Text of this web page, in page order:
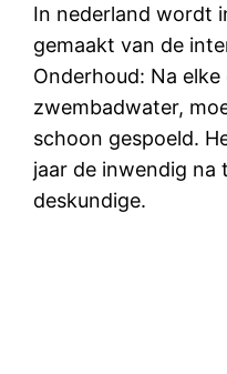
In nederland wordt
gemaakt van de
Onderhoud: Na
zwembadwater,
schoon gespoeld.
jaar de inwendig na
deskundige.